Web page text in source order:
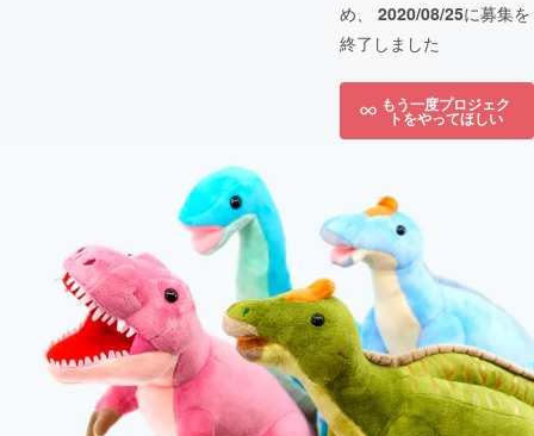
め、 2020/08/25に募集を
終了しました
もう一度プロジェク
トをやってほしい